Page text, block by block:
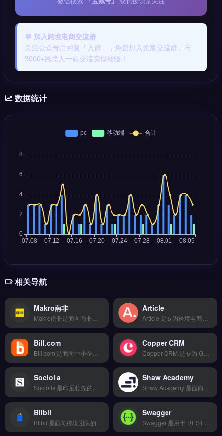
💬 加入跨境电商交流群
关注公众号后回复「入群」，免费加入卖家交流群，与
3000+跨境人一起交流实操经验！
数据统计
相关导航
Makro南非 Article
Bill.com Copper CRM
Sociolla Shaw Academy
Blibli Swagger